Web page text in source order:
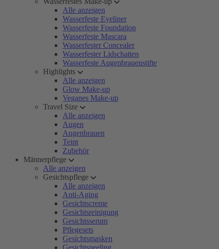
Alle anzeigen
Wasserfeste Eyeliner
Wasserfeste Foundation
Wasserfeste Mascara
Wasserfester Concealer
Wasserfester Lidschatten
Wasserfeste Augenbrauenstifte
Highlights
Alle anzeigen
Glow Make-up
Veganes Make-up
Travel Size
Alle anzeigen
Augen
Augenbrauen
Teint
Zubehör
Männerpflege
Alle anzeigen
Gesichtspflege
Alle anzeigen
Anti-Aging
Gesichtscreme
Gesichtsreinigung
Gesichtsserum
Pflegesets
Gesichtsmasken
Gesichtspeeling